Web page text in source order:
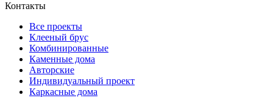
Контакты
Все проекты
Клееный брус
Комбинированные
Каменные дома
Авторские
Индивидуальный проект
Каркасные дома